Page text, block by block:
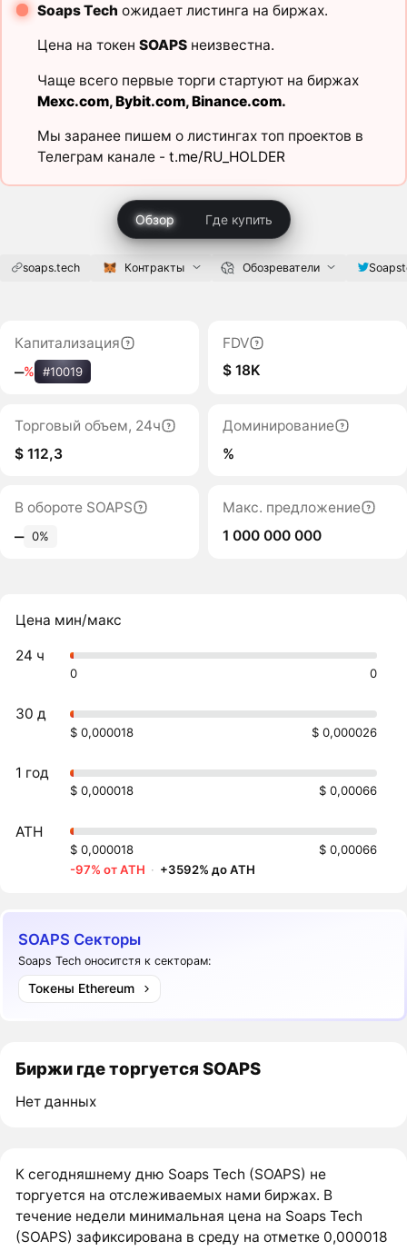
Soaps Tech ожидает листинга на биржах.
Цена на токен SOAPSнеизвестна.
Чаще всего первые торги стартуют на биржах
Mexc.com,Bybit.com,Binance.com.
Мы заранее пишем о листингах топ проектов в
Телеграм канале - t.me/RU_HOLDER
Обзор Где купить
soaps.tech Контракты Обозреватели
Капитализация
‒% #10019
FDV
$ 18K
Торговый объем, 24ч
$ 112,3
Доминирование
%
В обороте SOAPS
‒ 0%
Макс. предложение
1 000 000 000
Цена мин/макс
24 ч
0 0
30 д
$ 0,000018 $ 0,000026
1 год
$ 0,000018 $ 0,00066
ATH
$ 0,000018
$ 0,00066
-97% от ATH · +3592% до ATH
SOAPS Секторы
Soaps Tech оноситстя к секторам:
Токены Ethereum
Биржи где торгуется SOAPS
Нет данных
К сегодняшнему дню Soaps Tech (SOAPS) не
торгуется на отслеживаемых нами биржах. В
течение недели минимальная цена на Soaps Tech
(SOAPS) зафиксирована в среду на отметке 0,000018